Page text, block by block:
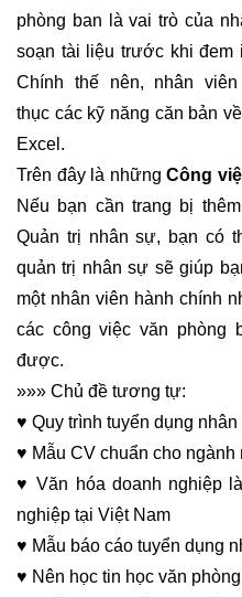
phòng ban là vai trò của
soạn tài liệu trước khi đem
Chính thế nên, nhân
thục các kỹ năng căn bản
Excel.
Trên đây là nhữngCông
Nếu bạn cần trang bị
Quản trị nhân sự, bạn có
quản trị nhân sự sẽ giúp
một nhân viên hành chính
các công việc văn phòng
được.
»»» Chủ đề tương tự:
♥ Quy trình tuyển dụng
♥ Mẫu CV chuẩn cho ngành
♥Văn hóa doanh nghiệplà
nghiệp tại Việt Nam
♥ Mẫu báo cáo tuyển dụng
♥ Nên học tin học văn phòng